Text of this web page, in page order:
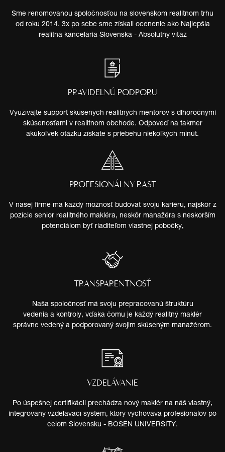
Sme renomovanou spoločnosťou na slovenskom realitnom trhu
od roku 2014. 3x po sebe sme získali ocenenie ako Najlepšia
realitná kancelária Slovenska - Absolútny víťaz
PRAVIDELNÚ PODPORU
Využívajte support skúsených realitných mentorov s dlhoročnými
skúsenosťami v realitnom obchode. Odpoveď na takmer
akúkoľvek otázku získate s priebehu niekoľkých minút.
PROFESIONÁLNY RAST
V našej firme má každý možnosť budovať svoju kariéru, najskôr z
pozície senior realitného makléra, neskôr manažéra s neskorším
potenciálom byť riaditeľom vlastnej pobočky,
TRANSPARENTNOSŤ
Naša spoločnosť má svoju prepracovanú štruktúru
vedenia a kontroly, vďaka čomu je každý realitný maklér
správne vedený a podporovaný svojim skúseným manažérom.
VZDELÁVANIE
Po úspešnej certifikácii prechádza nový maklér na náš vlastný,
integrovaný vzdelávací systém, ktorý vychováva profesionálov po
celom Slovensku - BOSEN UNIVERSITY.